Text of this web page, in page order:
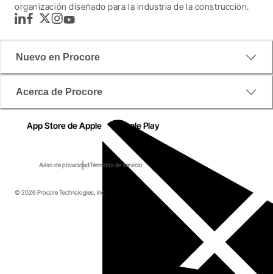
organización diseñado para la industria de la construcción.
LinkedInFacebook
TwitterInstagram
YouTube
Nuevo en Procore
Acerca de Procore
App Store de Apple Google Play
Aviso de privacidadTérminos de servicio
© 2026 Procore Technologies, Inc.